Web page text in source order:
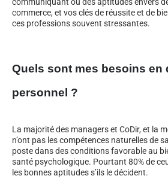
commerce, et vos clés de réussite et de
ces professions souvent stressantes.
Quels sont mes besoins en
personnel ?
La majorité des managers et CoDir, et la
n’ont pas les compétences naturelles de
poste dans des conditions favorable au
santé psychologique. Pourtant 80% de
les bonnes aptitudes s’ils le décident.